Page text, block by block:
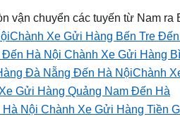
vận chuyển các tuyến từ Nam ra
Chành Xe Gửi Hàng Bến Tre
Hà Nội Chành Xe Gửi Hàng
Đà Nẵng Đến Hà NộiChành
Gửi Hàng Quảng Nam Đến Hà
Nội Chành Xe Gửi Hàng Tiền